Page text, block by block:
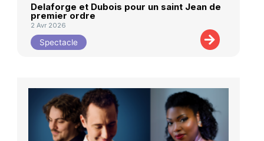
Delaforge et Dubois pour un saint Jean de
premier ordre
2 Avr 2026
Spectacle